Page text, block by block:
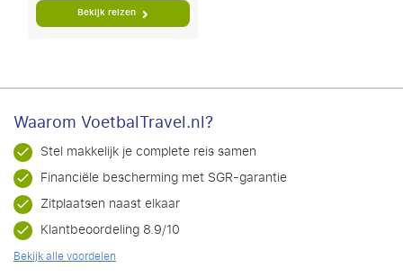
Bekijk reizen
Waarom VoetbalTravel.nl?
Stel makkelijk je complete reis samen
Financiële bescherming met SGR-garantie
Zitplaatsen naast elkaar
Klantbeoordeling 8.9/10
Bekijk alle voordelen